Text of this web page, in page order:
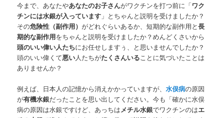
今まで、あなたやあなたのお子さんがワクチンを打つ前に「ワク
チンには水銀が入っています 」とちゃんと説明を受けましたか？
その危険性（副作用）がどれぐらいあるか、短期的な副作用と長
期的な副作用をちゃんと説明を受けましたか？めんどくさいから
頭のいい偉い人たちにお任せしますぅ、と思いませんでしたか？
頭のいい偉くて悪い人たちがたくさんいることに気づいたことは
ありませんか？
例えば、日本人の記憶から消えかかっていますが、水俣病の原因
が有機水銀だったことを思い出してください。今も「確かに水俣
病の原因は水銀ですけど、あっちはメチル水銀でワクチンのはエ